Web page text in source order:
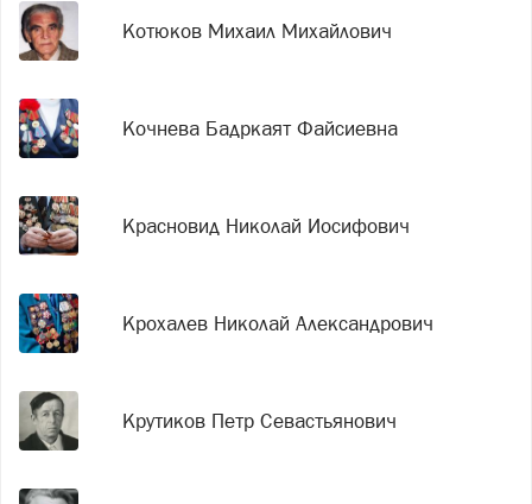
Котюков Михаил Михайлович
Кочнева Бадркаят Файсиевна
Красновид Николай Иосифович
Крохалев Николай Александрович
Крутиков Петр Севастьянович